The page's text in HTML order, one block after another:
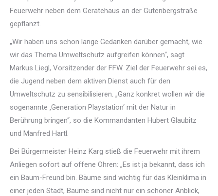
Feuerwehr neben dem Gerätehaus an der Gutenbergstraße
gepflanzt.
„Wir haben uns schon lange Gedanken darüber gemacht, wie
wir das Thema Umweltschutz aufgreifen können“, sagt
Markus Liegl, Vorsitzender der FFW. Ziel der Feuerwehr sei es,
die Jugend neben dem aktiven Dienst auch für den
Umweltschutz zu sensibilisieren. „Ganz konkret wollen wir die
sogenannte ‚Generation Playstation‘ mit der Natur in
Berührung bringen“, so die Kommandanten Hubert Glaubitz
und Manfred Hartl.
Bei Bürgermeister Heinz Karg stieß die Feuerwehr mit ihrem
Anliegen sofort auf offene Ohren: „Es ist ja bekannt, dass ich
ein Baum-Freund bin. Bäume sind wichtig für das Kleinklima in
einer jeden Stadt, Bäume sind nicht nur ein schöner Anblick,